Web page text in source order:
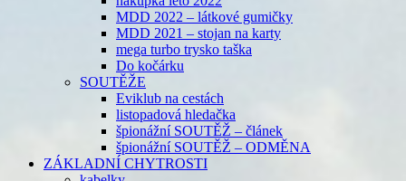
MDD 2022 – látkové gumičky
MDD 2021 – stojan na karty
mega turbo trysko taška
Do kočárku
SOUTĚŽE
Eviklub na cestách
listopadová hledačka
špionážní SOUTĚŽ – článek
špionážní SOUTĚŽ – ODMĚNA
ZÁKLADNÍ CHYTROSTI